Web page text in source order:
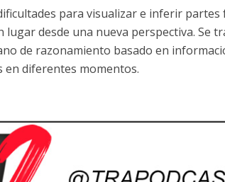
para visualizar e inferir partes
desde una nueva perspectiva. Se
de razonamiento basado en
en diferentes momentos.